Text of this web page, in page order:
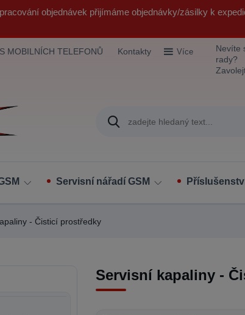
objednávek přijímáme objednávky/zásilky k
MOBILNÍCH TELEFONŮ Kontakty Více
Nevíte
rady?
Servisní nářadí GSM
- Čisticí prostředky
Servisní kapaliny -